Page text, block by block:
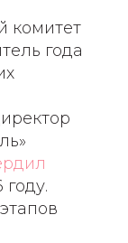
комитет
года